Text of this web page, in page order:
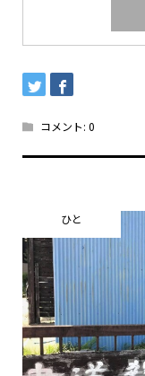
コメント: 0
ひと